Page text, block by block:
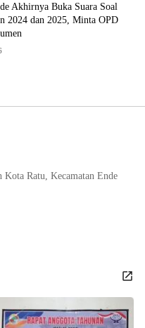
Akhirnya Buka Suara Soal
2024 dan 2025, Minta OPD
Ratu, Kecamatan Ende